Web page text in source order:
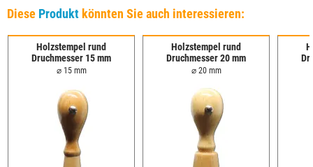
Diese Produkt könnten Sie auch interessieren:
Holzstempel rund
Druchmesser 15 mm
⌀ 15 mm
Holzstempel rund
Druchmesser 20 mm
⌀ 20 mm